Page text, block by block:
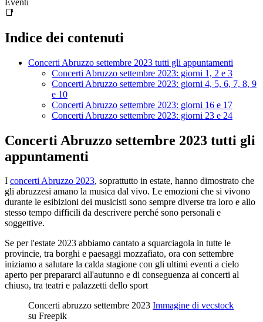
📑
Indice dei contenuti
Concerti Abruzzo settembre 2023 tutti gli appuntamenti
Concerti Abruzzo settembre 2023: giorni 1, 2 e 3
Concerti Abruzzo settembre 2023: giorni 4, 5, 6, 7, 8, 9
e 10
Concerti Abruzzo settembre 2023: giorni 16 e 17
Concerti Abruzzo settembre 2023: giorni 23 e 24
Concerti Abruzzo settembre 2023 tutti gli
appuntamenti
I concerti Abruzzo 2023, soprattutto in estate, hanno dimostrato che
gli abruzzesi amano la musica dal vivo. Le emozioni che si vivono
durante le esibizioni dei musicisti sono sempre diverse tra loro e allo
stesso tempo difficili da descrivere perché sono personali e
soggettive.
Se per l'estate 2023 abbiamo cantato a squarciagola in tutte le
provincie, tra borghi e paesaggi mozzafiato, ora con settembre
iniziamo a salutare la calda stagione con gli ultimi eventi a cielo
aperto per prepararci all'autunno e di conseguenza ai concerti al
chiuso, tra teatri e palazzetti dello sport
Concerti abruzzo settembre 2023 Immagine di vecstock
su Freepik